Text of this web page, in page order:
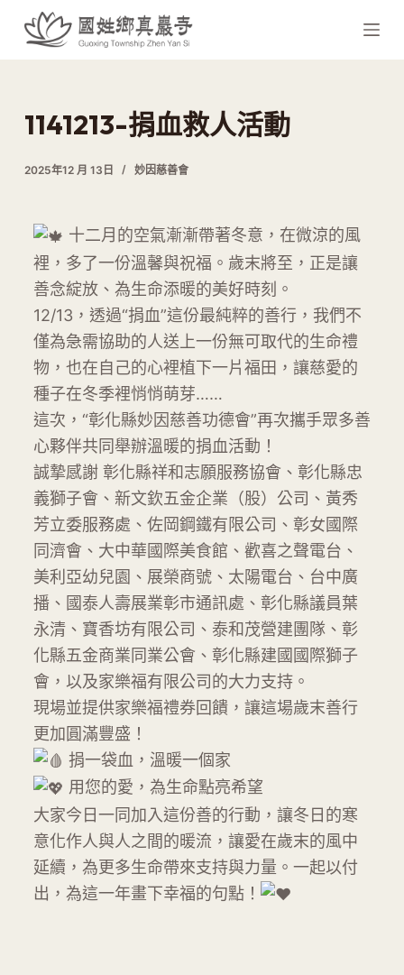
跳
至
內
容
1141213-捐血救人活動
2025年12 月 13日 妙因慈善會
十二月的空氣漸漸帶著冬意，在微涼的風
裡，多了一份溫馨與祝福。歲末將至，正是讓
善念綻放、為生命添暖的美好時刻。
12/13，透過“捐血”這份最純粹的善行，我們不
僅為急需協助的人送上一份無可取代的生命禮
物，也在自己的心裡植下一片福田，讓慈愛的
種子在冬季裡悄悄萌芽……
這次，“彰化縣妙因慈善功德會”再次攜手眾多善
心夥伴共同舉辦溫暖的捐血活動！
誠摯感謝 彰化縣祥和志願服務協會、彰化縣忠
義獅子會、新文欽五金企業（股）公司、黃秀
芳立委服務處、佐岡鋼鐵有限公司、彰女國際
同濟會、大中華國際美食館、歡喜之聲電台、
美利亞幼兒園、展榮商號、太陽電台、台中廣
播、國泰人壽展業彰市通訊處、彰化縣議員葉
永清、寶香坊有限公司、泰和茂營建團隊、彰
化縣五金商業同業公會、彰化縣建國國際獅子
會，以及家樂福有限公司的大力支持。
現場並提供家樂福禮券回饋，讓這場歲末善行
更加圓滿豐盛！
捐一袋血，溫暖一個家
用您的愛，為生命點亮希望
大家今日一同加入這份善的行動，讓冬日的寒
意化作人與人之間的暖流，讓愛在歲末的風中
延續，為更多生命帶來支持與力量。一起以付
出，為這一年畫下幸福的句點！